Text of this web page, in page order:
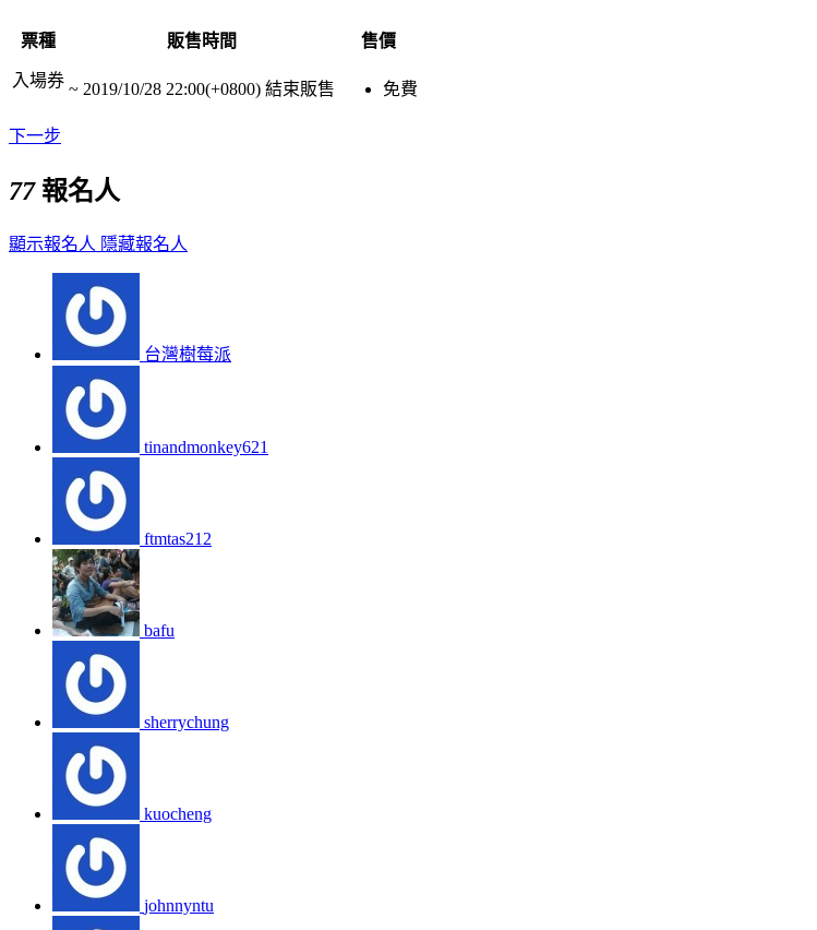
票種 販售時間 售價
入場券 ~ 2019/10/28 22:00(+0800) 結束販售 免費
下一步
77報名人
顯示報名人 隱藏報名人
台灣樹莓派
tinandmonkey621
ftmtas212
bafu
sherrychung
kuocheng
johnnyntu